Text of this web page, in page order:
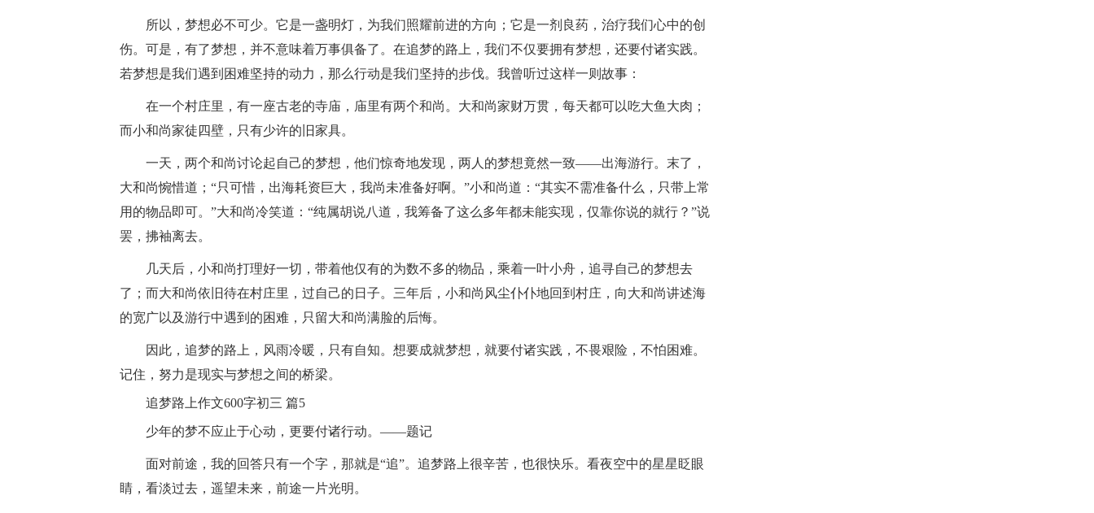
所以，梦想必不可少。它是一盏明灯，为我们照耀前进的方向；它是一剂良药，治疗我们心中的创
伤。可是，有了梦想，并不意味着万事俱备了。在追梦的路上，我们不仅要拥有梦想，还要付诸实践。
若梦想是我们遇到困难坚持的动力，那么行动是我们坚持的步伐。我曾听过这样一则故事：
在一个村庄里，有一座古老的寺庙，庙里有两个和尚。大和尚家财万贯，每天都可以吃大鱼大肉；
而小和尚家徒四壁，只有少许的旧家具。
一天，两个和尚讨论起自己的梦想，他们惊奇地发现，两人的梦想竟然一致——出海游行。末了，
大和尚惋惜道；“只可惜，出海耗资巨大，我尚未准备好啊。”小和尚道：“其实不需准备什么，只带上常
用的物品即可。”大和尚冷笑道：“纯属胡说八道，我筹备了这么多年都未能实现，仅靠你说的就行？”说
罢，拂袖离去。
几天后，小和尚打理好一切，带着他仅有的为数不多的物品，乘着一叶小舟，追寻自己的梦想去
了；而大和尚依旧待在村庄里，过自己的日子。三年后，小和尚风尘仆仆地回到村庄，向大和尚讲述海
的宽广以及游行中遇到的困难，只留大和尚满脸的后悔。
因此，追梦的路上，风雨冷暖，只有自知。想要成就梦想，就要付诸实践，不畏艰险，不怕困难。
记住，努力是现实与梦想之间的桥梁。
追梦路上作文600字初三 篇5
少年的梦不应止于心动，更要付诸行动。——题记
面对前途，我的回答只有一个字，那就是“追”。追梦路上很辛苦，也很快乐。看夜空中的星星眨眼
睛，看淡过去，遥望未来，前途一片光明。